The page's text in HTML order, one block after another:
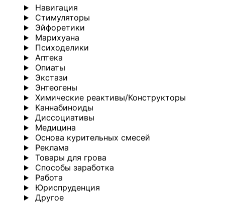
Навигация
Стимуляторы
Эйфоретики
Марихуана
Психоделики
Аптека
Опиаты
Экстази
Энтеогены
Химические реактивы/Конструкторы
Каннабиноиды
Диссоциативы
Медицина
Основа курительных смесей
Реклама
Товары для грова
Способы заработка
Работа
Юриспруденция
Другoе